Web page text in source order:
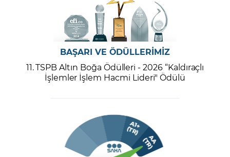
BAŞARI VE ÖDÜLLERİMİZ
11. TSPB Altın Boğa Ödülleri - 2026 “Kaldıraçlı
İşlemler İşlem Hacmi Lideri" Ödülü